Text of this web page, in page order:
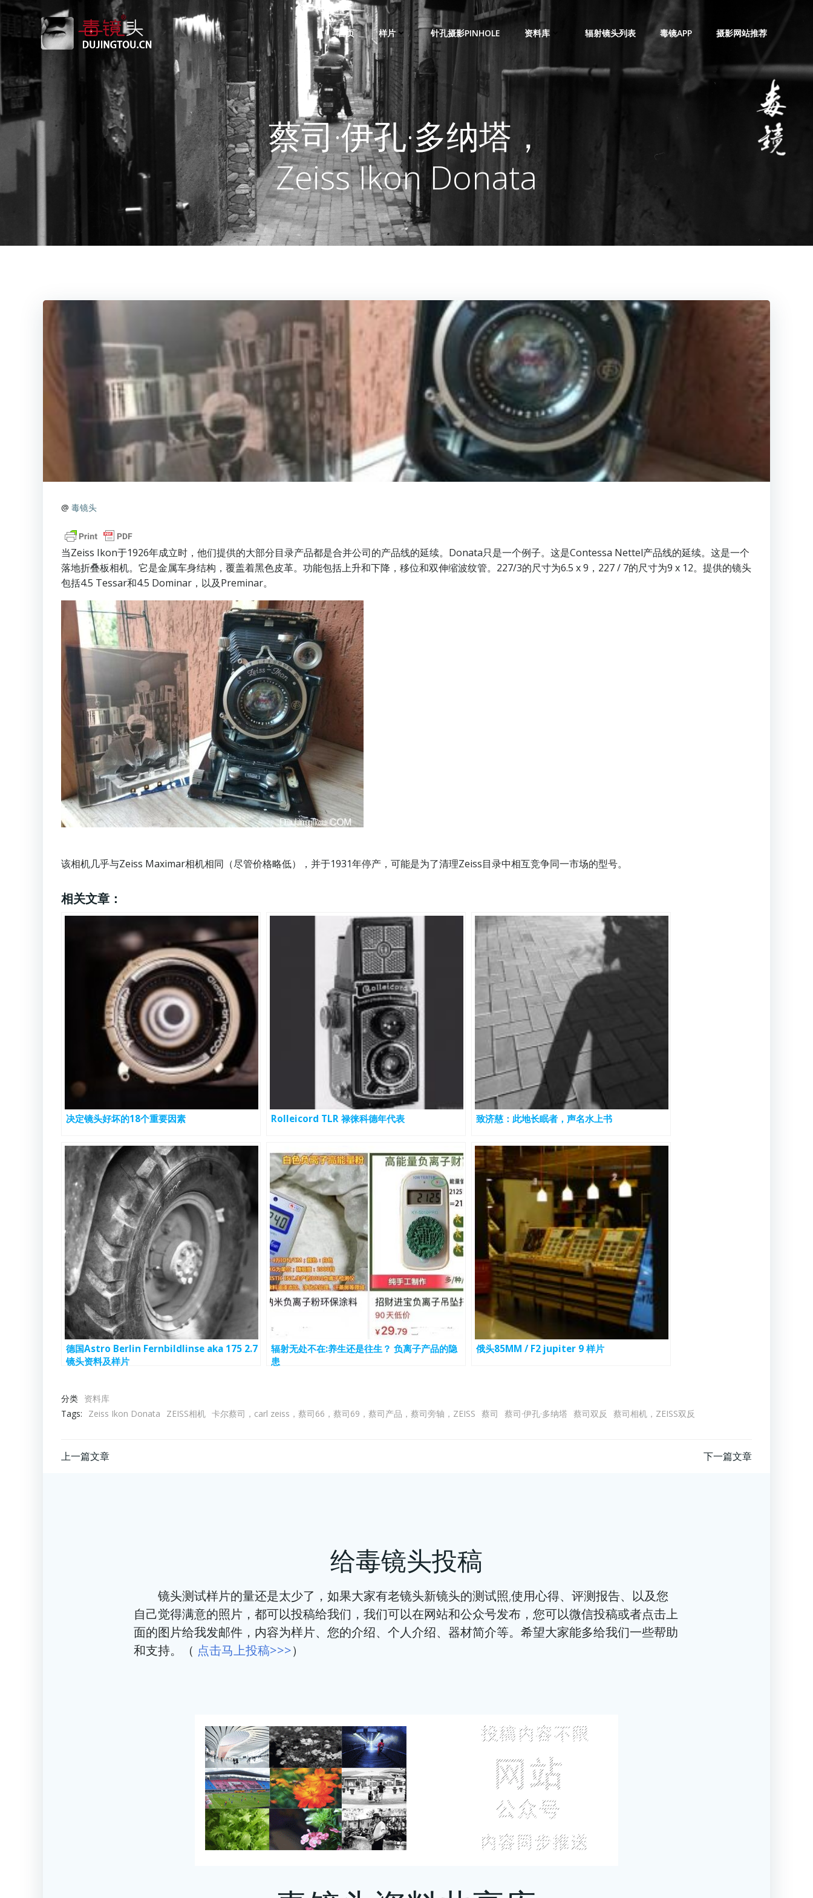
跳
到
首页 样片 针孔摄影PINHOLE 资料库 辐射镜头列表 毒镜APP 摄影网站推荐
蔡司·伊孔·多纳塔，
Zeiss Ikon Donata
@ 毒镜头
当Zeiss Ikon于1926年成立时，他们提供的大部分目录产品都是合并公司的产品线的延续。Donata只是一个例子。这是Contessa Nettel产品线的延续。这是一个
落地折叠板相机。它是金属车身结构，覆盖着黑色皮革。功能包括上升和下降，移位和双伸缩波纹管。227/3的尺寸为6.5 x 9，227 / 7的尺寸为9 x 12。提供的镜头
包括4.5 Tessar和4.5 Dominar，以及Preminar。
该相机几乎与Zeiss Maximar相机相同（尽管价格略低），并于1931年停产，可能是为了清理Zeiss目录中相互竞争同一市场的型号。
相关文章：
决定镜头好坏的18个重要因素 Rolleicord TLR 禄徕科德年代表 致济慈：此地长眠者，声名水上书
德国Astro Berlin Fernbildlinse aka 175 2.7
镜头资料及样片
辐射无处不在:养生还是往生？ 负离子产品的隐
患
俄头85MM / F2 jupiter 9 样片
分类 资料库
Tags:
Zeiss Ikon Donata ZEISS相机 卡尔蔡司，carl zeiss，蔡司66，蔡司69，蔡司产品，蔡司旁轴，ZEISS 蔡司 蔡司·伊孔·多纳塔 蔡司双反 蔡司相机，ZEISS双反
文
上一篇文章
航
下一篇文章
给毒镜头投稿
镜头测试样片的量还是太少了，如果大家有老镜头新镜头的测试照,使用心得、评测报告、以及您
自己觉得满意的照片，都可以投稿给我们，我们可以在网站和公众号发布，您可以微信投稿或者点击上
面的图片给我发邮件，内容为样片、您的介绍、个人介绍、器材简介等。希望大家能多给我们一些帮助
和支持。（ 点击马上投稿>>>）